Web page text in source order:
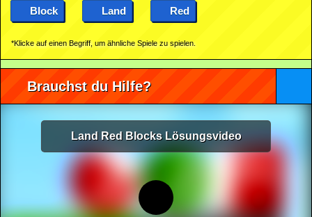
Block Land Red
*Klicke auf einen Begriff, um ähnliche Spiele zu spielen.
Brauchst du Hilfe?
Land Red Blocks Lösungsvideo